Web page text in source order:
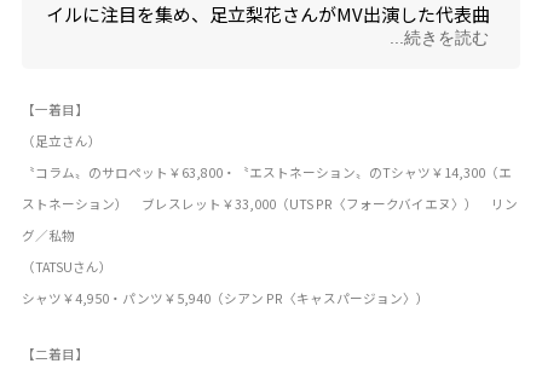
イルに注目を集め、足立梨花さんがMV出演した代表曲
『僕が君の耳になる』がスマッシュヒット。...続きを読む
【一着目】
（足立さん）
〝コラム〟のサロペット￥63,800・〝エストネーション〟のTシャツ￥14,300（エ
ストネーション） ブレスレット￥33,000（UTS PR〈フォークバイエヌ〉） リン
グ／私物
（TATSUさん）
シャツ￥4,950・パンツ￥5,940（シアン PR〈キャスパージョン〉）
【二着目】